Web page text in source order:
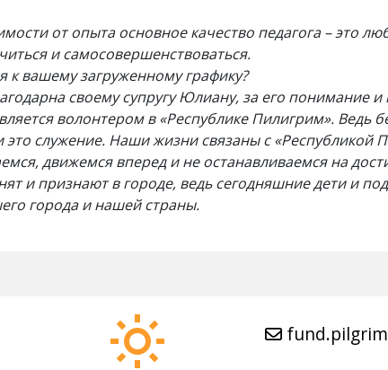
от опыта основное качество педагога – это
и самосовершенствоваться.
к вашему загруженному графику?
своему супругу Юлиану, за его понимание и
волонтером в «Республике Пилигрим». Ведь
служение. Наши жизни связаны с «Республикой
движемся вперед и не останавливаемся на
и признают в городе, ведь сегодняшние дети и
города и нашей страны.